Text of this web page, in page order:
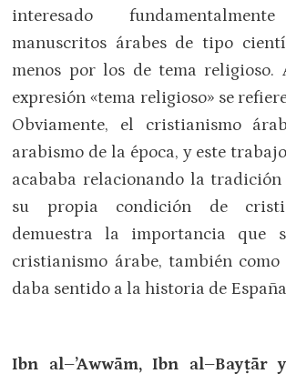
interesado
manuscritos árabes de tipo
menos por los de tema religioso.
expresión «tema religioso» se
Obviamente, el cristianismo
arabismo de la época, y este
acababa relacionando la tradición
su propia condición de
demuestra la importancia que
cristianismo árabe, también
daba sentido a la historia de
Ibn al–’Awwām, Ibn al–Bayṭār